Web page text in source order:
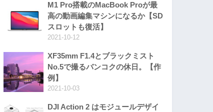
M1 Pro搭載のMacBook Proが最
高の動画編集マシンになるか【SD
スロットも復活】
2021-10-12
XF35mm F1.4とブラックミスト
No.5で撮るバンコクの休日。【作
例】
2021-10-03
DJI Action 2 はモジュールデザイ